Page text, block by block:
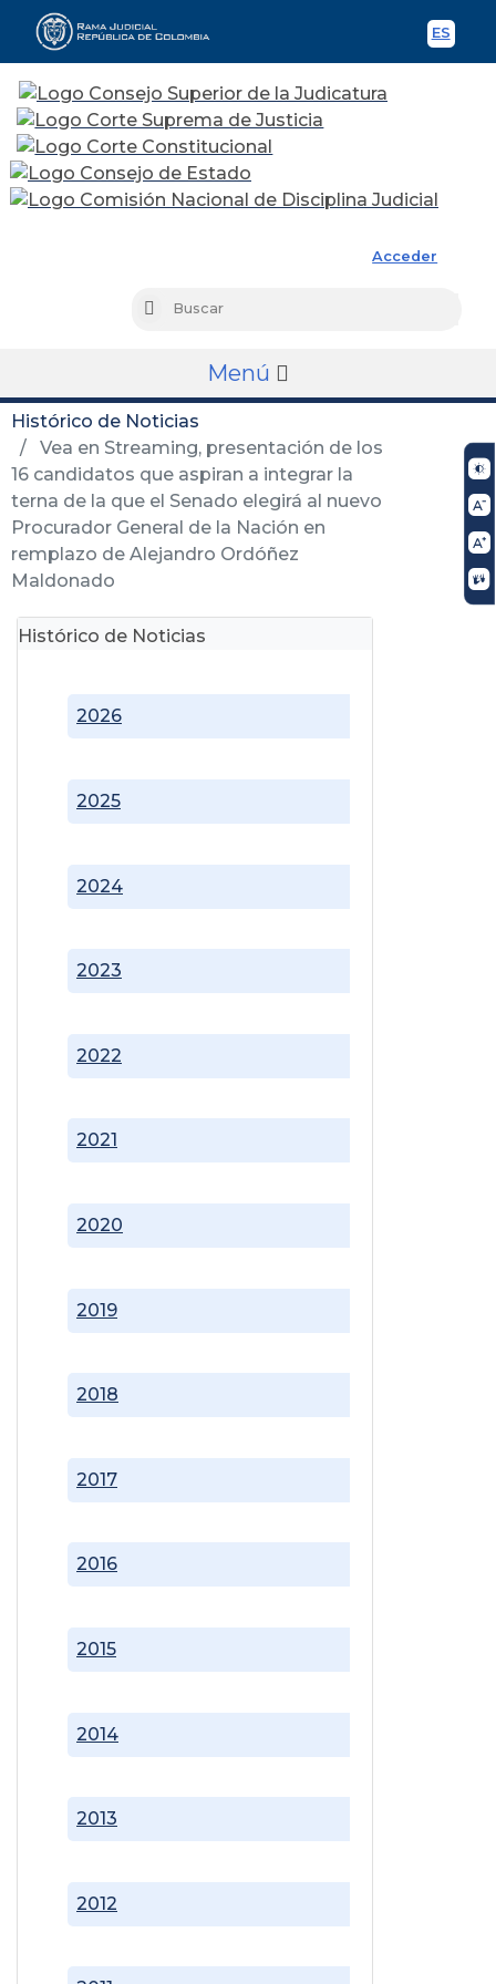
ES
Acceder
Buscar
Menú
Histórico de Noticias
Vea en Streaming, presentación de los
16 candidatos que aspiran a integrar la
terna de la que el Senado elegirá al nuevo
Procurador General de la Nación en
remplazo de Alejandro Ordóñez
Maldonado
Histórico de Noticias
2012
2013
2014
2015
2016
2017
2018
2019
2020
2021
2022
2023
2024
2025
2026